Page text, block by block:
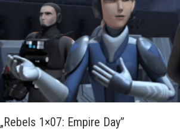
„Rebels 1×07: Empire Day”